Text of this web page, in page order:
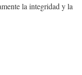
la integridad y la